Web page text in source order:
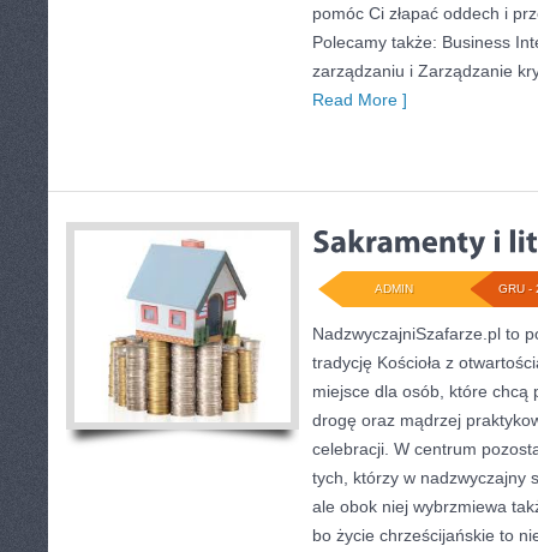
pomóc Ci złapać oddech i
Polecamy także: Business
zarządzaniu i Zarządzanie
Read More ]
GRU -
ADMIN
NadzwyczajniSzafarze.pl to
tradycję Kościoła z
miejsce dla osób, które chcą
drogę oraz mądrzej
celebracji. W centrum
tych, którzy w nadzwyczajny
ale obok niej wybrzmiewa
bo życie chrześcijańskie to